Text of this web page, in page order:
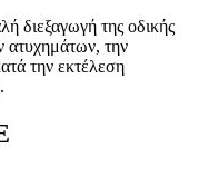
διεξαγωγή της οδικής
ατυχημάτων, την
την εκτέλεση